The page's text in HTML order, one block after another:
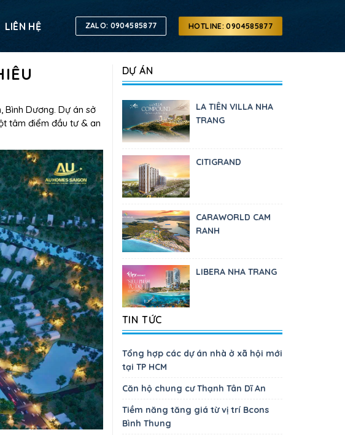
LIÊN HỆ ZALO: 0904585877 HOTLINE: 0904585877
Bình Dương. Dự án sở
tâm điểm đầu tư & an
DỰ ÁN
LA TIÊN VILLA NHA
TRANG
CITIGRAND
CARAWORLD CAM
RANH
LIBERA NHA TRANG
TIN TỨC
Tổng hợp các dự án nhà ở xã hội mới
tại TP HCM
Căn hộ chung cư Thạnh Tân Dĩ An
Tiềm năng tăng giá từ vị trí Bcons
Bình Thung